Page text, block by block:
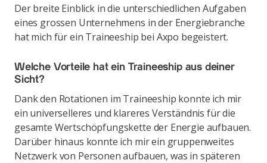
Der breite Einblick in die unterschiedlichen Aufgaben
eines grossen Unternehmens in der Energiebranche
hat mich für ein Traineeship bei Axpo begeistert.
Welche Vorteile hat ein Traineeship aus deiner
Sicht?
Dank den Rotationen im Traineeship konnte ich mir
ein universelleres und klareres Verständnis für die
gesamte Wertschöpfungskette der Energie aufbauen.
Darüber hinaus konnte ich mir ein gruppenweites
Netzwerk von Personen aufbauen, was in späteren